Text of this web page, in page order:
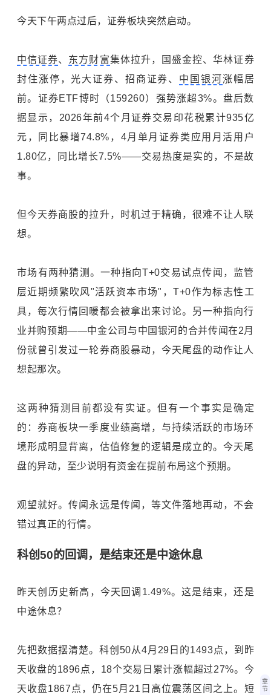
今天下午两点过后，证券板块突然启动。
中信证券、 东方财富集体拉升，国盛金控、华林证券
封住涨停，光大证券、招商证券、 中国银河涨幅居
前。证券ETF博时（159260）强势涨超3%。盘后数
据显示，2026年前4个月证券交易印花税累计935亿
元，同比暴增74.8%，4月单月证券类应用月活用户
1.80亿，同比增长7.5%——交易热度是实的，不是故
事。
但今天券商股的拉升，时机过于精确，很难不让人联
想。
市场有两种猜测。一种指向T+0交易试点传闻，监管
层近期频繁吹风"活跃资本市场"，T+0作为标志性工
具，每次行情回暖都会被拿出来讨论。另一种指向行
业并购预期——中金公司与中国银河的合并传闻在2月
份就曾引发过一轮券商股暴动，今天尾盘的动作让人
想起那次。
这两种猜测目前都没有实证。但有一个事实是确定
的：券商板块一季度业绩高增，与持续活跃的市场环
境形成明显背离，估值修复的逻辑是成立的。今天尾
盘的异动，至少说明有资金在提前布局这个预期。
观望就好。传闻永远是传闻，等文件落地再动，不会
错过真正的行情。
科创50的回调，是结束还是中途休息
昨天创历史新高，今天回调1.49%。这是结束，还是
中途休息？
先把数据摆清楚。科创50从4月29日的1493点，到昨
天收盘的1896点，18个交易日累计涨幅超过27%。今
天收盘1867点，仍在5月21日高位震荡区间之上。短
章
节